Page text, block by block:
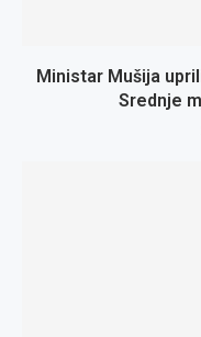
Ministar Mušija
Srednje